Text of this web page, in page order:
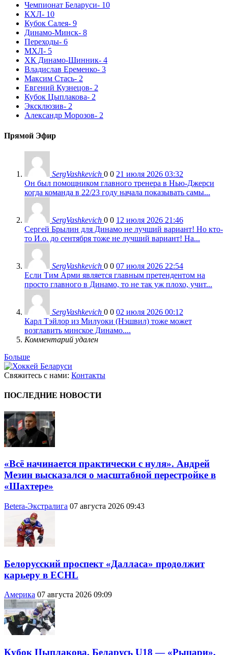
Чемпионат Беларуси- 10
КХЛ- 10
Кубок Салея- 9
Динамо-Минск- 8
Переходы- 6
МХЛ- 5
ХК Динамо-Шинник- 4
Владислав Еременко- 3
Максим Стась- 2
Евгений Кузнецов- 2
Кубок Цыплакова- 2
Эксклюзив- 2
Александр Морозов- 2
Прямой Эфир
SergVashkevich 0 0 21 июля 2026 03:32
Он был помощником главного тренера в Нью-Джерси
когда команда в 22/23 году начала показывать самы...
SergVashkevich 0 0 12 июля 2026 21:46
Сергей Брылин для Динамо не лучший вариант! Но кто-
то И.о. до сентября тоже не лучший вариант! На...
SergVashkevich 0 0 07 июля 2026 22:54
Если Тим Арми является главным претендентом на
просто главного в Динамо, то не так уж плохо, учит...
SergVashkevich 0 0 02 июля 2026 00:12
Карл Тэйлор из Милуоки (Нэшвил) тоже может
возглавить минское Динамо....
Комментарий удален
Больше
Свяжитесь с нами: Контакты
ПОСЛЕДНИЕ НОВОСТИ
«Всё начинается практически с нуля». Андрей
Мезин высказался о масштабной перестройке в
«Шахтере»
Betera-Экстралига 07 августа 2026 09:43
Белорусский проспект «Далласа» продолжит
карьеру в ECHL
Америка 07 августа 2026 09:09
Кубок Цыплакова. Беларусь U18 — «Рыцари»,